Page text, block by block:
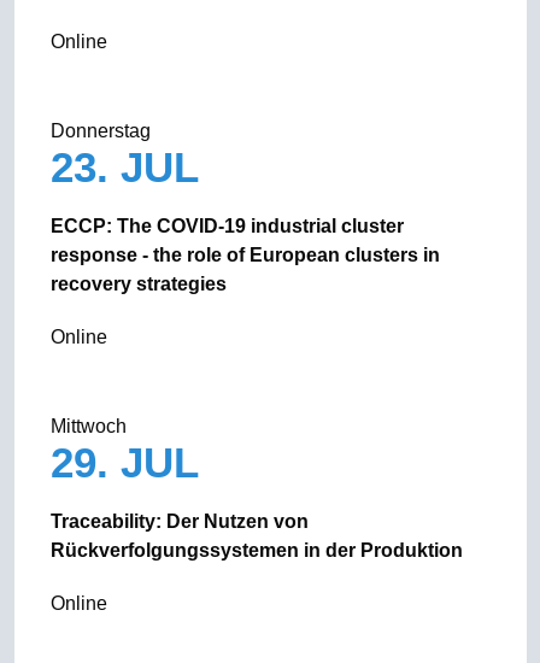
Online
Donnerstag
23. JUL
ECCP: The COVID-19 industrial cluster
response - the role of European clusters in
recovery strategies
Online
Mittwoch
29. JUL
Traceability: Der Nutzen von
Rückverfolgungssystemen in der Produktion
Online